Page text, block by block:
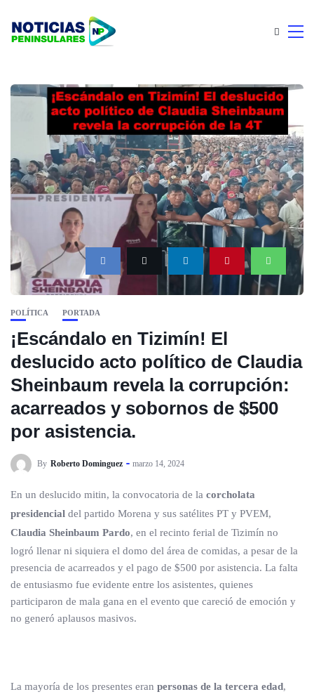
POLÍTICA PORTADA
¡Escándalo en Tizimín! El
deslucido acto político de Claudia
Sheinbaum revela la corrupción:
acarreados y sobornos de $500
por asistencia.
By Roberto Dominguez marzo 14, 2024
En un deslucido mitin, la convocatoria de la corcholata
presidencial del partido Morena y sus satélites PT y PVEM,
Claudia Sheinbaum Pardo, en el recinto ferial de Tizimín no
logró llenar ni siquiera el domo del área de comidas, a pesar de la
presencia de acarreados y el pago de $500 por asistencia. La falta
de entusiasmo fue evidente entre los asistentes, quienes
participaron de mala gana en el evento que careció de emoción y
no generó aplausos masivos.
La mayoría de los presentes eran personas de la tercera edad,